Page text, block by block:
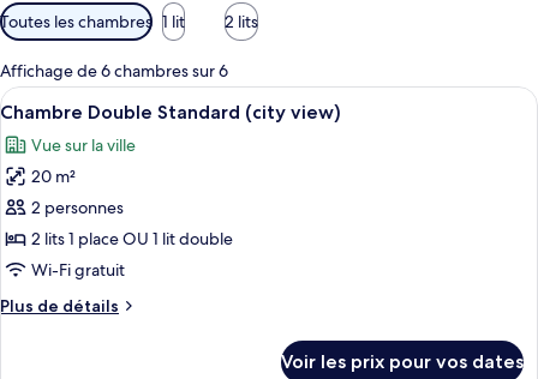
Filtres
disponibles
pour
les
chambres
Toutes les chambres 1 lit 2 lits
Affichage de 6 chambres sur 6
Afficher
toutes
les
photos
pour
ce
type
chambre :
Une chambre d’hôtel avec un lit, un
13
Chambre Double Standard (city view)
Vue sur la ville
20 m²
2 personnes
2 lits 1 place OU 1 lit double
Wi-Fi gratuit
Plus de détails
Plus
Voir les prix pour vos dates